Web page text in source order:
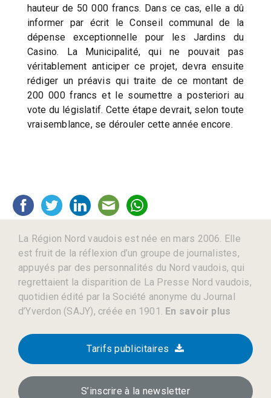
hauteur de 50 000 francs. Dans ce cas, elle a dû
informer par écrit le Conseil communal de la
dépense exceptionnelle pour les Jardins du
Casino. La Municipalité, qui ne pouvait pas
véritablement anticiper ce projet, devra ensuite
rédiger un préavis qui traite de ce montant de
200 000 francs et le soumettre a posteriori au
vote du législatif. Cette étape devrait, selon toute
vraisemblance, se dérouler cette année encore.
La Région Nord vaudois est née en mars 2006. Elle
est fruit de la réflexion d’un groupe de journalistes,
appuyés par des personnalités du Nord vaudois, qui
regrettaient la disparition de La Presse Nord vaudois,
quotidien édité par la Société anonyme du Journal
d’Yverdon (SAJY), créée en 1901. En savoir plus
Tarifs publicitaires
S’inscrire à la newsletter